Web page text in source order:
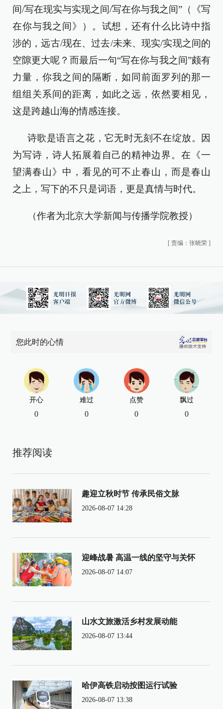
间/写在现实与实现之间/写在你与我之间”（《写
在你与我之间》）。试想，还有什么比诗中指
涉的，远古/现在、过去/未来、现实/实现之间的
空隙更大呢？而最后一句“写在你与我之间”颇有
力量，你我之间的隔断，如同前面罗列的那一
组组关系间的距离，如此之远，依然要相见，
这是跨越山海的情感连接。
诗歌是语言之花，它无时无刻不在绽放。因
为写诗，诗人拓展着自己的精神边界。在《一
望满春山》中，看见的可不止春山，而是春山
之上，写下的不只是词语，更是真情与时代。
（作者为北京大学新闻与传播学院教授）
[ 责编：张晓荣 ]
您此时的心情
开心
0
难过
0
点赞
0
飘过
0
推荐阅读
趣迎立秋时节 传承民俗文脉
2026-08-07 14:28
迎峰战暑 高温一线的坚守与关怀
2026-08-07 14:07
山水文旅激活乡村发展动能
2026-08-07 13:44
哈伊高铁启动按图运行试验
2026-08-07 13:38